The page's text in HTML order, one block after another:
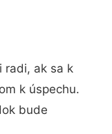
radi, ak sa k
k úspechu.
bude